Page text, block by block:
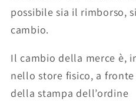
possibile sia il rimborso,
cambio.
Il cambio della merce è,
nello store fisico, a
della stampa dell’ordine